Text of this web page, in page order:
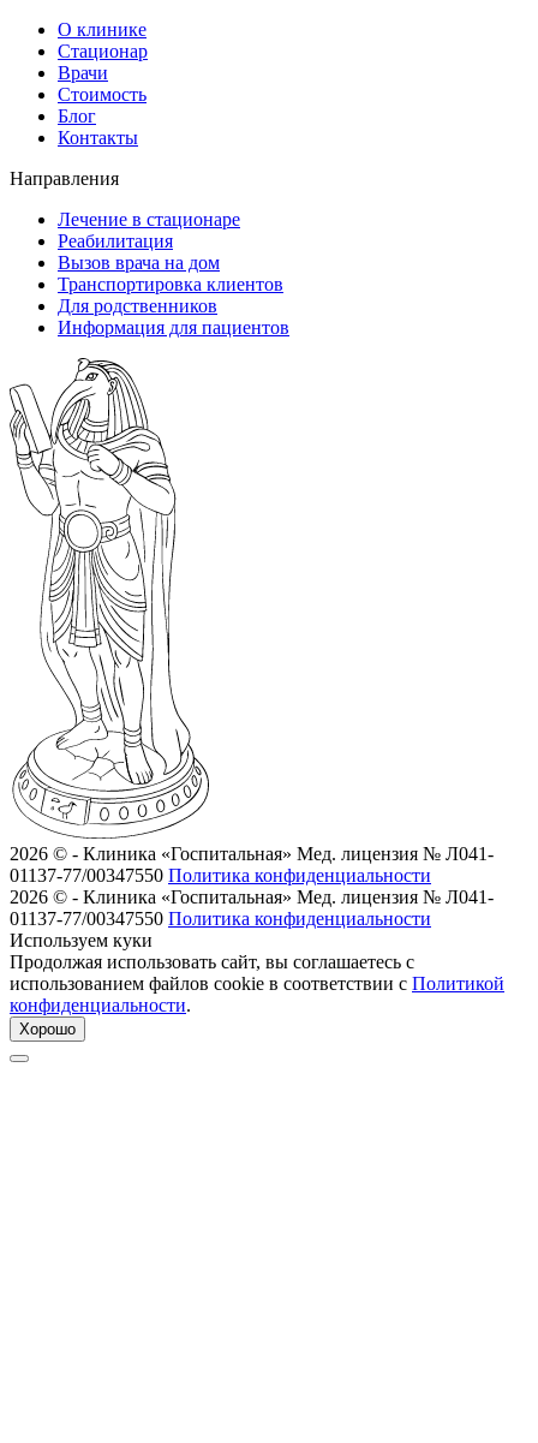
О клинике
Стационар
Врачи
Стоимость
Блог
Контакты
Направления
Лечение в стационаре
Реабилитация
Вызов врача на дом
Транспортировка клиентов
Для родственников
Информация для пациентов
2026 © - Клиника «Госпитальная» Мед. лицензия № Л041-
01137-77/00347550 Политика конфиденциальности
2026 © - Клиника «Госпитальная» Мед. лицензия № Л041-
01137-77/00347550 Политика конфиденциальности
Используем куки
Продолжая использовать сайт, вы соглашаетесь с
использованием файлов cookie в соответствии с Политикой
конфиденциальности.
Хорошо